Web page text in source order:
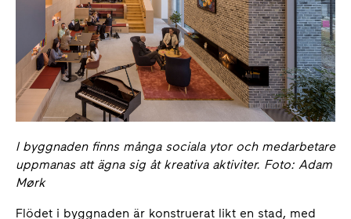
I byggnaden finns många sociala ytor och medarbetare
uppmanas att ägna sig åt kreativa aktiviter. Foto: Adam
Mørk
Flödet i byggnaden är konstruerat likt en stad, med